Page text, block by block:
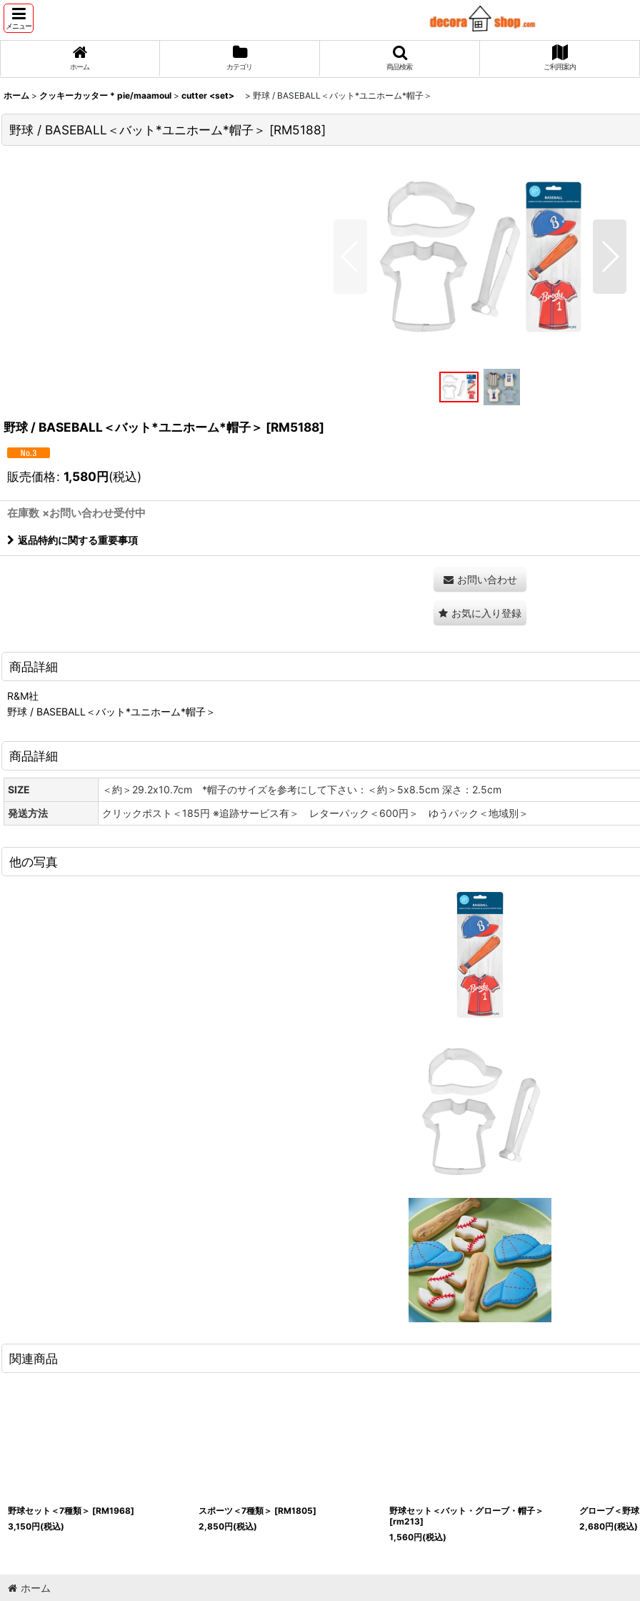
メニュー
ホーム カテゴリ 商品検索 ご利用案内
ホーム > クッキーカッター * pie/maamoul > cutter <set> > 野球 / BASEBALL＜バット*ユニホーム*帽子＞
野球 / BASEBALL＜バット*ユニホーム*帽子＞ [RM5188]
野球 / BASEBALL＜バット*ユニホーム*帽子＞ [RM5188]
販売価格: 1,580円(税込)
在庫数 ×お問い合わせ受付中
返品特約に関する重要事項
お問い合わせ
お気に入り登録
商品詳細
R&M社
野球 / BASEBALL＜バット*ユニホーム*帽子＞
商品詳細
SIZE
＜約＞29.2x10.7cm *帽子のサイズを参考にして下さい：＜約＞5x8.5cm 深さ：2.5cm
発送方法
クリックポスト＜185円 ※追跡サービス有＞ レターパック＜600円＞ ゆうパック＜地域別＞
他の写真
関連商品
野球セット＜7種類＞ [RM1968]
3,150円(税込)
スポーツ＜7種類＞ [RM1805]
2,850円(税込)
野球セット＜バット・グローブ・帽子＞
[rm213]
1,560円(税込)
グローブ＜野球
2,680円(税込)
ホーム